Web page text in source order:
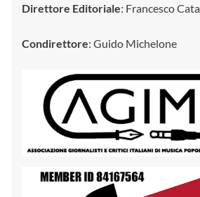
Direttore Editoriale: Francesco
Condirettore: Guido Michelone